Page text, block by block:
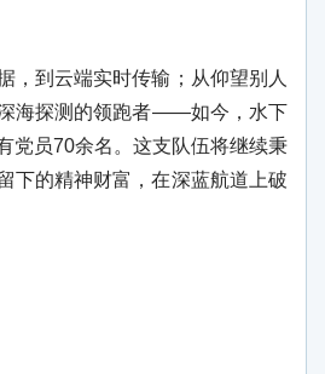
，到云端实时传输；从仰望别人
海探测的领跑者——如今，水下
党员70余名。这支队伍将继续秉
下的精神财富，在深蓝航道上破